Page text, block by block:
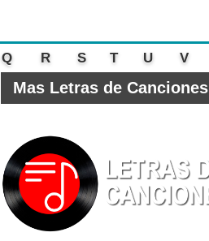
Q R S T U V
Mas Letras de Canciones